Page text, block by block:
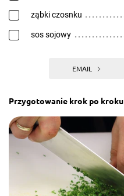
ząbki czosnku
sos sojowy
EMAIL
Przygotowanie krok po kroku